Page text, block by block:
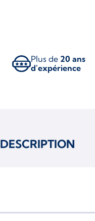
Plus de 20 ans
d'expérience
DESCRIPTION